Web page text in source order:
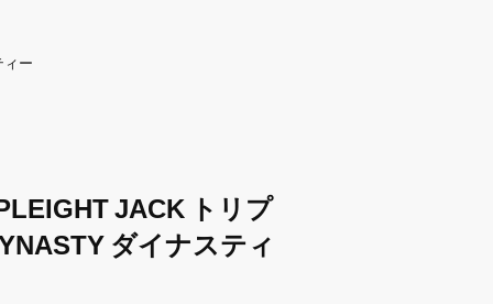
ー
JACK トリプ
ダイナスティ